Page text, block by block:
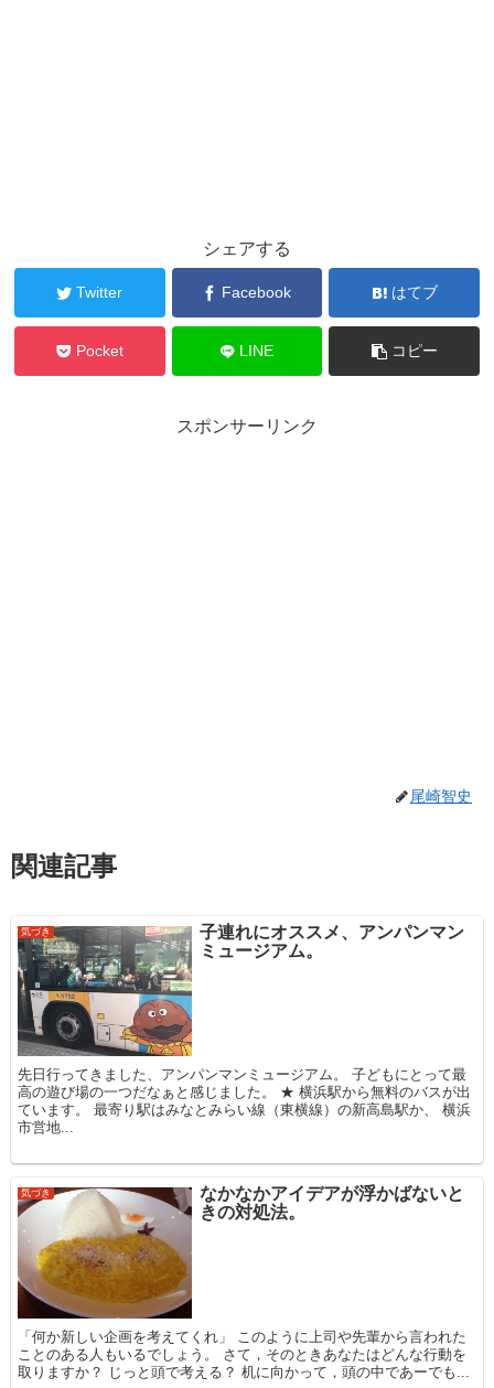
シェアする
Twitter Facebook はてブ
Pocket LINE コピー
スポンサーリンク
尾崎智史
関連記事
気づき
子連れにオススメ、アンパンマン
ミュージアム。
先日行ってきました、アンパンマンミュージアム。 子どもにとって最
高の遊び場の一つだなぁと感じました。 ★ 横浜駅から無料のバスが出
ています。 最寄り駅はみなとみらい線（東横線）の新高島駅か、 横浜
市営地...
気づき
なかなかアイデアが浮かばないと
きの対処法。
「何か新しい企画を考えてくれ」 このように上司や先輩から言われた
ことのある人もいるでしょう。 さて，そのときあなたはどんな行動を
取りますか？ じっと頭で考える？ 机に向かって，頭の中であーでも...